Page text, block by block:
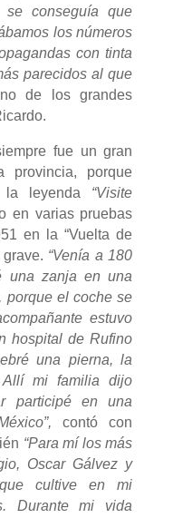
conseguía que
los números
con tinta
parecidos al que
de los grandes
fue un gran
provincia, porque
leyenda “Visite
en varias pruebas
en la “Vuelta de
“Venía a 180
una zanja en una
porque el coche se
estuvo
hospital de Rufino
una pierna, la
Allí mi familia dijo
participé en una
contó con
“Para mí los más
Oscar Gálvez y
cultive en mi
Durante mi vida